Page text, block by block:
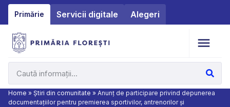
Primărie Servicii digitale Alegeri
Home » Știri din comunitate » Anunț de participare privind depunerea
documentațiilor pentru premierea sportivilor, antrenorilor și